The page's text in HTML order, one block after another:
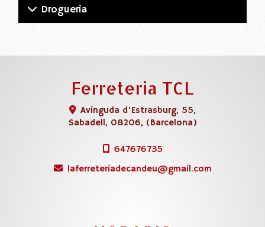
Drogueria
Ferreteria TCL
Avinguda d'Estrasburg, 55,
Sabadell, 08206, (Barcelona)
647676735
laferreteriadecandeu
gmail.com